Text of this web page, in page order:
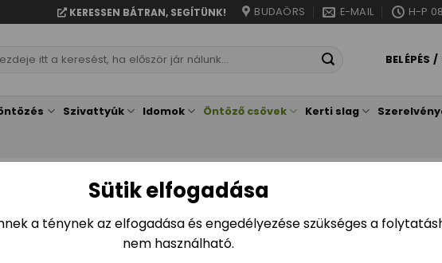
Sütik elfogadása
a ténynek az elfogadása és engedélyezése szükséges a
nem használható.
KERESSEN BÁTRAN, SEGÍTÜNK! BUDAÖRS E-MAIL H-P
BELÉPÉS
Szivattyúk Idomok Öntöző csövek Kerti slag
KEZDŐLAP
LPE cső 20mm 3,2BAR